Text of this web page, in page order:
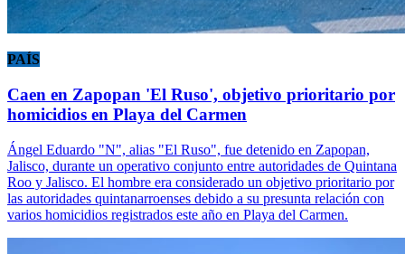
PAÍS
Caen en Zapopan 'El Ruso', objetivo prioritario por
homicidios en Playa del Carmen
Ángel Eduardo "N", alias "El Ruso", fue detenido en Zapopan,
Jalisco, durante un operativo conjunto entre autoridades de Quintana
Roo y Jalisco. El hombre era considerado un objetivo prioritario por
las autoridades quintanarroenses debido a su presunta relación con
varios homicidios registrados este año en Playa del Carmen.